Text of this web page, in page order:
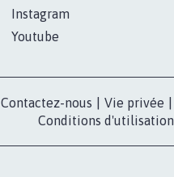
Instagram
Youtube
Contactez-nous Vie privée
Conditions d'utilisation